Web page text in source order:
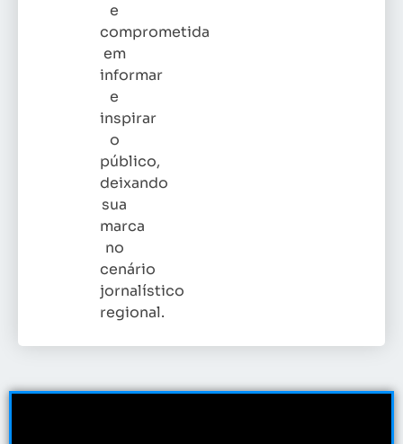
e
comprometida
em
informar
e
inspirar
o
público,
deixando
sua
marca
no
cenário
jornalístico
regional.